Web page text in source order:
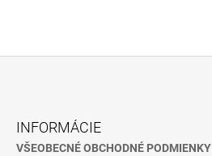
INFORMÁCIE
VŠEOBECNÉ OBCHODNÉ PODMIENKY